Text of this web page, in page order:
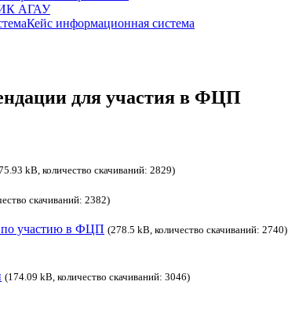
АГАУ
Кейс информационная система
для участия в ФЦП
kB, количество скачиваний: 2829)
скачиваний: 2382)
по участию в ФЦП (278.5 kB, количество скачиваний: 2740)
(174.09 kB, количество скачиваний: 3046)